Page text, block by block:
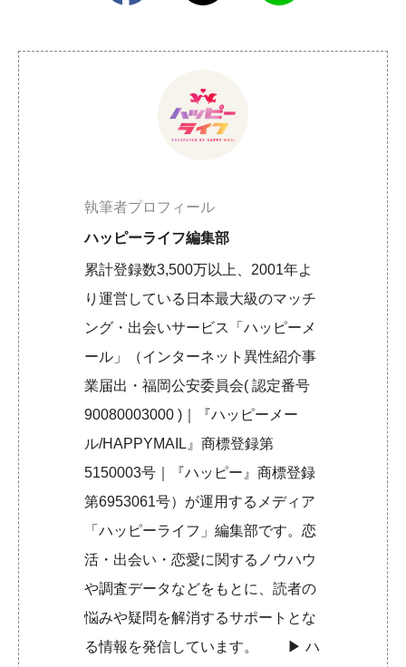
執筆者プロフィール
ハッピーライフ編集部
累計登録数3,500万以上、2001年よ
り運営している日本最大級のマッチ
ング・出会いサービス「ハッピーメ
ール」（インターネット異性紹介事
業届出・福岡公安委員会( 認定番号
90080003000 )｜『ハッピーメー
ル/HAPPYMAIL』商標登録第
5150003号｜『ハッピー』商標登録
第6953061号）が運用するメディア
「ハッピーライフ」編集部です。恋
活・出会い・恋愛に関するノウハウ
や調査データなどをもとに、読者の
悩みや疑問を解消するサポートとな
る情報を発信しています。 ▶︎ハ